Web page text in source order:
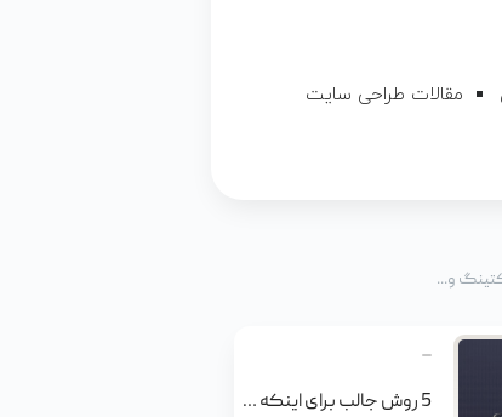
مقالات طراحی سایت
و...
5 روش جالب برای اینکه قصه برندتونو در وب سایت روایت کنید